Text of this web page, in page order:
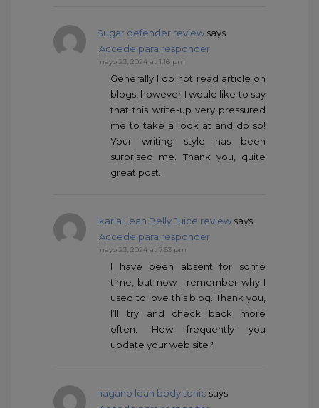
Sugar defender review says
:Accede para responder
mayo 23, 2024 at 1:16 pm
Generally I do not read article on
blogs, however I would like to say
that this write-up very pressured
me to take a look at and do so!
Your writing style has been
surprised me. Thank you, quite
great post.
Ikaria Lean Belly Juice review says
:Accede para responder
mayo 23, 2024 at 7:53 pm
I have been absent for some
time, but now I remember why I
used to love this blog. Thank you,
I’ll try and check back more
often. How frequently you
update your web site?
nagano lean body tonic says